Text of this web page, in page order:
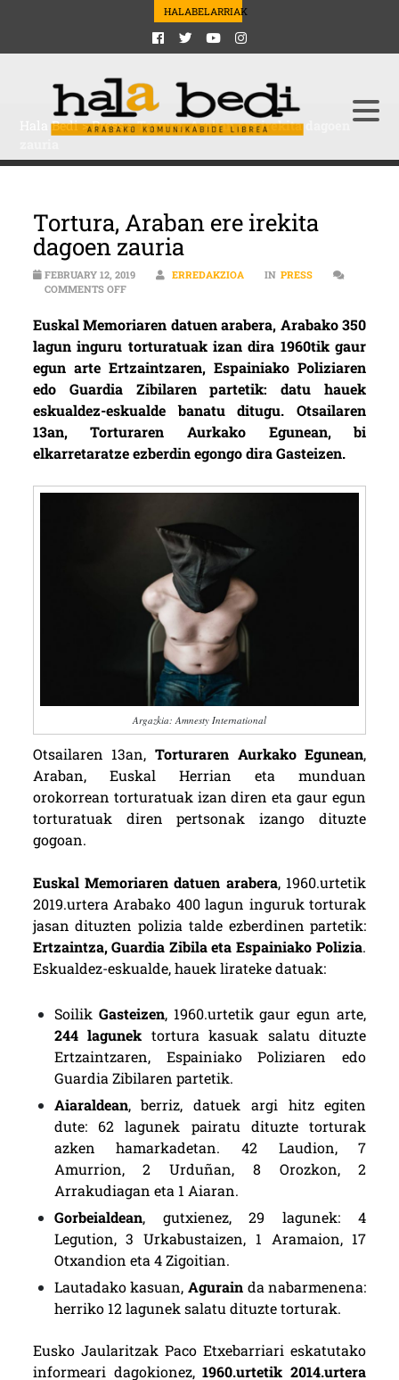
HALABELARRIAK
Hala Bedi>Press>Tortura, Araban ere irekita dagoen
Tortura, Araban ere irekita
dagoen zauria
FEBRUARY 12, 2019 ERREDAKZIOA IN PRESS
COMMENTS OFFON TORTURA, ARABAN ERE IREKITA DAGOEN ZAURIA
Euskal Memoriaren datuen arabera, Arabako 350
lagun inguru torturatuak izan dira 1960tik gaur
egun arte Ertzaintzaren, Espainiako Poliziaren
edo Guardia Zibilaren partetik: datu hauek
eskualdez-eskualde banatu ditugu. Otsailaren
13an, Torturaren Aurkako Egunean, bi
elkarretaratze ezberdin egongo dira Gasteizen.
Argazkia: Amnesty International
Otsailaren 13an, Torturaren Aurkako Egunean,
Araban, Euskal Herrian eta munduan
orokorrean torturatuak izan diren eta gaur egun
torturatuak diren pertsonak izango dituzte
gogoan.
Euskal Memoriaren datuen arabera, 1960.urtetik
2019.urtera Arabako 400 lagun inguruk torturak
jasan dituzten polizia talde ezberdinen partetik:
Ertzaintza, Guardia Zibila eta Espainiako Polizia.
Eskualdez-eskualde, hauek lirateke datuak:
Soilik Gasteizen, 1960.urtetik gaur egun arte,
244 lagunek tortura kasuak salatu dituzte
Ertzaintzaren, Espainiako Poliziaren edo
Guardia Zibilaren partetik.
Aiaraldean, berriz, datuek argi hitz egiten
dute: 62 lagunek pairatu dituzte torturak
azken hamarkadetan. 42 Laudion, 7
Amurrion, 2 Urduñan, 8 Orozkon, 2
Arrakudiagan eta 1 Aiaran.
Gorbeialdean, gutxienez, 29 lagunek: 4
Legution, 3 Urkabustaizen, 1 Aramaion, 17
Otxandion eta 4 Zigoitian.
Lautadako kasuan, Agurain da nabarmenena:
herriko 12 lagunek salatu dituzte torturak.
Eusko Jaularitzak Paco Etxebarriari eskatutako
informeari dagokionez,1960.urtetik 2014.urtera